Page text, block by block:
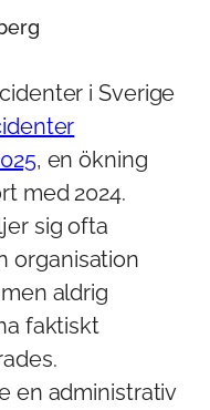
i Sverige
, en ökning
med 2024.
sig ofta
organisation
aldrig
faktiskt
en administrativ